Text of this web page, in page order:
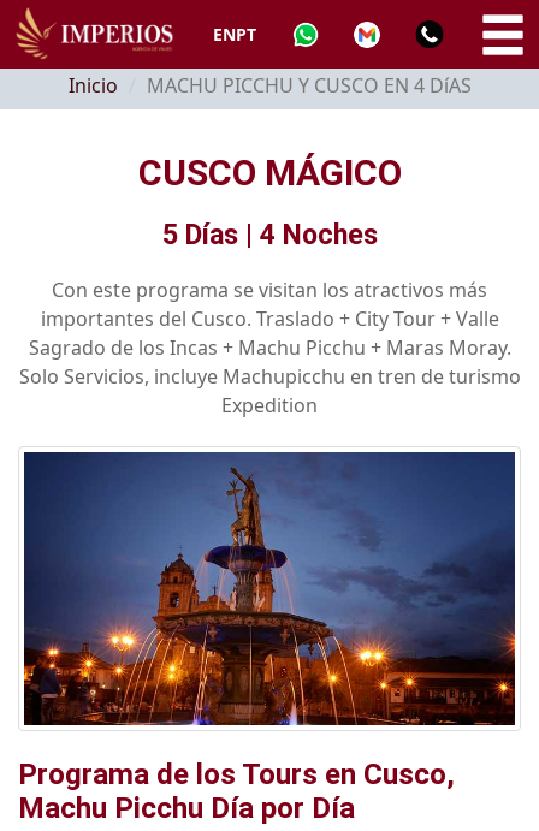
ENPT
Inicio MACHU PICCHU Y CUSCO EN 4 DíAS
CUSCO MÁGICO
5 Días | 4 Noches
Con este programa se visitan los atractivos más
importantes del Cusco. Traslado + City Tour + Valle
Sagrado de los Incas + Machu Picchu + Maras Moray.
Solo Servicios, incluye Machupicchu en tren de turismo
Expedition
Programa de los Tours en Cusco,
Machu Picchu Día por Día